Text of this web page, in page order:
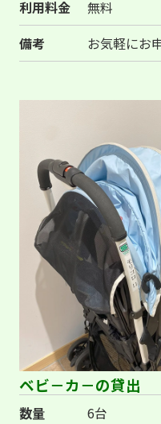
利用料金
無料
備考
お気軽にお
ベビ－カ－の貸出
数量
6台